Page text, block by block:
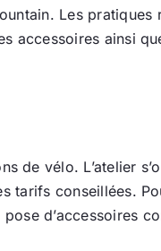
Les
accessoires ainsi
de vélo. L’atelier
tarifs conseillées.
d’accessoires